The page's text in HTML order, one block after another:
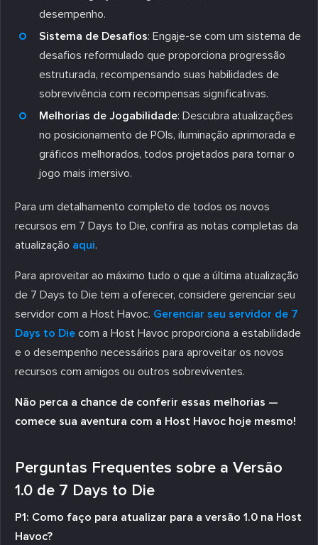
desempenho.
Sistema de Desafios: Engaje-se com um sistema de
desafios reformulado que proporciona progressão
estruturada, recompensando suas habilidades de
sobrevivência com recompensas significativas.
Melhorias de Jogabilidade: Descubra atualizações
no posicionamento de POIs, iluminação aprimorada e
gráficos melhorados, todos projetados para tornar o
jogo mais imersivo.
Para um detalhamento completo de todos os novos
recursos em 7 Days to Die, confira as notas completas da
atualização aqui.
Para aproveitar ao máximo tudo o que a última atualização
de 7 Days to Die tem a oferecer, considere gerenciar seu
servidor com a Host Havoc. Gerenciar seu servidor de 7
Days to Die com a Host Havoc proporciona a estabilidade
e o desempenho necessários para aproveitar os novos
recursos com amigos ou outros sobreviventes.
Não perca a chance de conferir essas melhorias —
comece sua aventura com a Host Havoc hoje mesmo!
Perguntas Frequentes sobre a Versão
1.0 de 7 Days to Die
P1: Como faço para atualizar para a versão 1.0 na Host
Havoc?